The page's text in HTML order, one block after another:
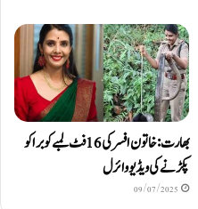
بھارت: خاتون افسر کی 16 فٹ لمبے کوبرا کو
پکڑنے کی ویڈیو وائرل
09/07/2025